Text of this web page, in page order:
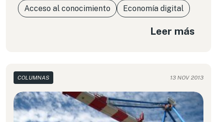
Acceso al conocimiento Economía digital
Leer más
COLUMNAS 13 NOV 2013